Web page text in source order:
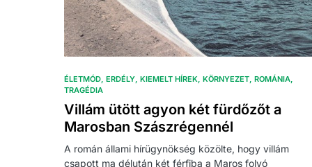
ÉLETMÓD ERDÉLY KIEMELT HÍREK KÖRNYEZET ROMÁNIA
TRAGÉDIA
Villám ütött agyon két fürdőzőt a
Marosban Szászrégennél
A román állami hírügynökség közölte, hogy villám
csapott ma délután két férfiba a Maros folyó